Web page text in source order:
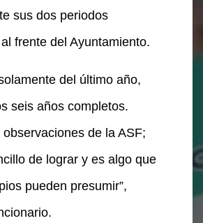
sus dos periodos
frente del Ayuntamiento.
del último año,
seis años completos.
de la ASF;
de lograr y es algo que
pueden presumir”,